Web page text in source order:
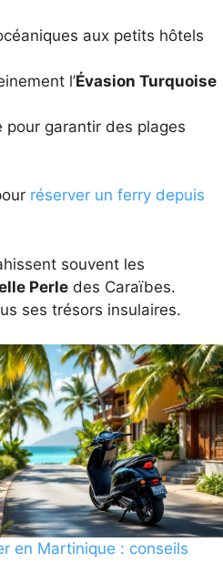
aux petits hôtels
l’Évasion Turquoise
pour garantir des plages
réserver un ferry depuis
souvent les
Perle des Caraïbes.
ses trésors insulaires.
en Martinique : conseils